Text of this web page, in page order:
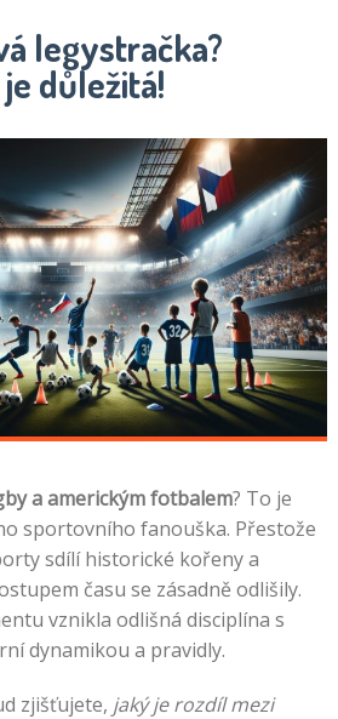
legystračka?
důležitá!
a americkým fotbalem? To je
sportovního fanouška. Přestože
sdílí historické kořeny a
času se zásadně odlišily.
vznikla odlišná disciplína s
dynamikou a pravidly.
zjišťujete, jaký je rozdíl mezi